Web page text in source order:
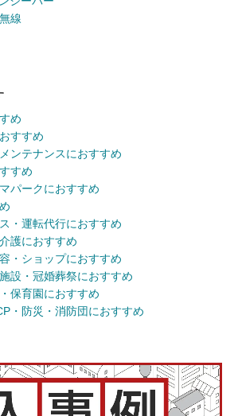
線
め
すすめ
ンテナンスにおすすめ
すめ
パークにおすすめ
・運転代行におすすめ
護におすすめ
・ショップにおすすめ
設・冠婚葬祭におすすめ
保育園におすすめ
・防災・消防団におすすめ